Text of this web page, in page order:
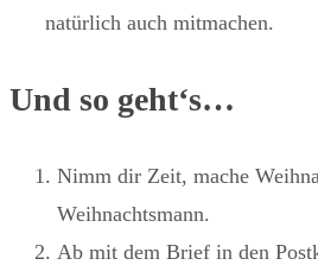
natürlich auch mitmachen.
Und so geht‘s…
Nimm dir Zeit, mache
Weihnachtsmann.
Ab mit dem Brief in den